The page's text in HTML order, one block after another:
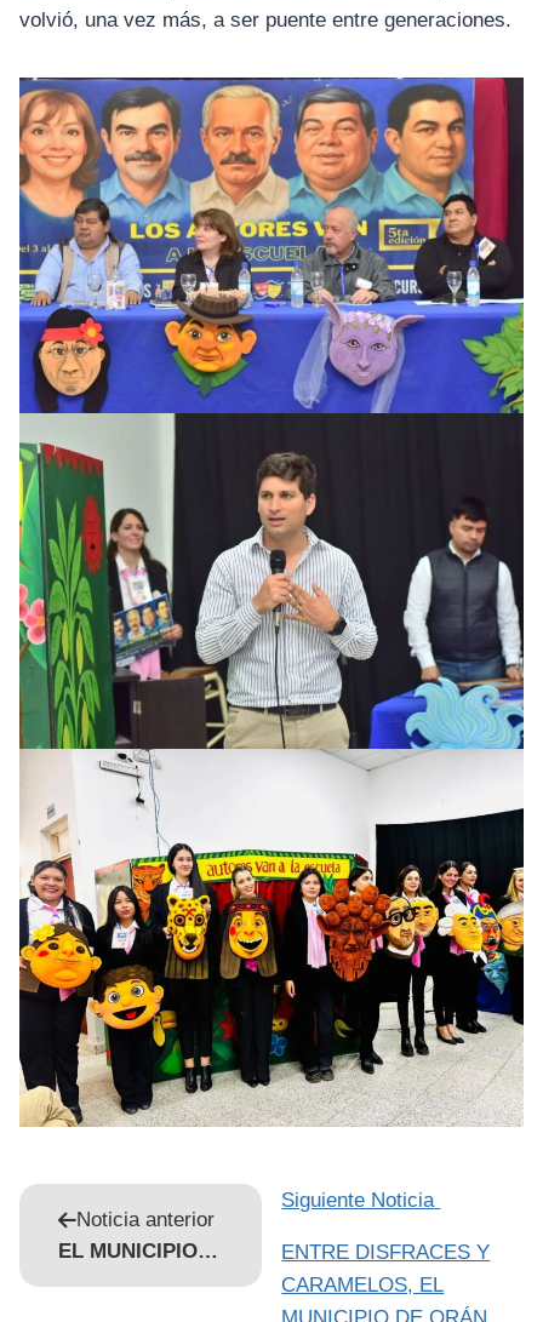
volvió, una vez más, a ser puente entre generaciones.
Noticia anterior
EL MUNICIPIO DE ORÁN FORTALECE LA EDUCACIÓN SOBRE MALTRATO Y TUTORÍA RESPONSABLE DE MASCOTAS
Siguiente Noticia
ENTRE DISFRACES Y
CARAMELOS, EL